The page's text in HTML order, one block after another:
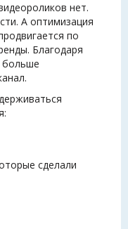
нет.
А оптимизация
по
Благодаря
больше
сделали